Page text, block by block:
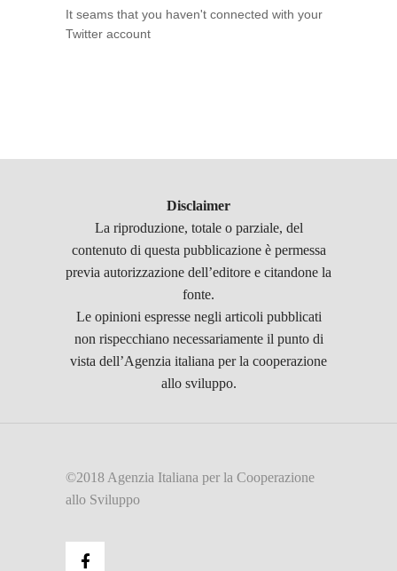
It seams that you haven't connected with your
Twitter account
Disclaimer
La riproduzione, totale o parziale, del
contenuto di questa pubblicazione è permessa
previa autorizzazione dell’editore e citandone la
fonte.
Le opinioni espresse negli articoli pubblicati
non rispecchiano necessariamente il punto di
vista dell’Agenzia italiana per la cooperazione
allo sviluppo.
©2018 Agenzia Italiana per la Cooperazione
allo Sviluppo